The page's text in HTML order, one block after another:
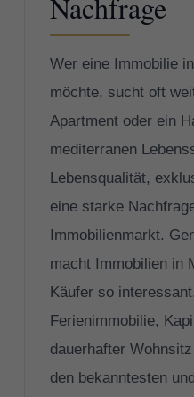
Wer eine Immobilie
möchte, sucht oft
Apartment oder ein
mediterranen
Lebensqualität,
eine starke
Immobilienmarkt.
macht Immobilien in
Käufer so
Ferienimmobilie,
dauerhafter
den bekanntesten